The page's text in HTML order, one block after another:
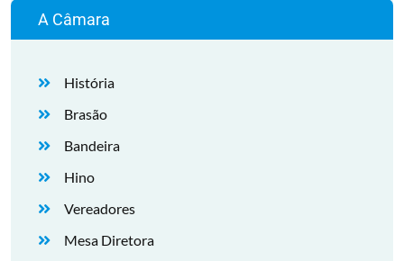
A Câmara
História
Brasão
Bandeira
Hino
Vereadores
Mesa Diretora